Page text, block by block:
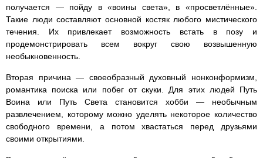
получается — пойду в «воины света», в «просветлённые».
Такие люди составляют основной костяк любого мистического
течения. Их привлекает возможность встать в позу и
продемонстрировать всем вокруг свою возвышенную
необыкновенность.
Вторая причина — своеобразный духовный нонконформизм,
романтика поиска или побег от скуки. Для этих людей Путь
Воина или Путь Света становится хобби — необычным
развлечением, которому можно уделять некоторое количество
свободного времени, а потом хвастаться перед друзьями
своими открытиями.